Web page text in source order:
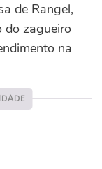
de Rangel,
do zagueiro
na